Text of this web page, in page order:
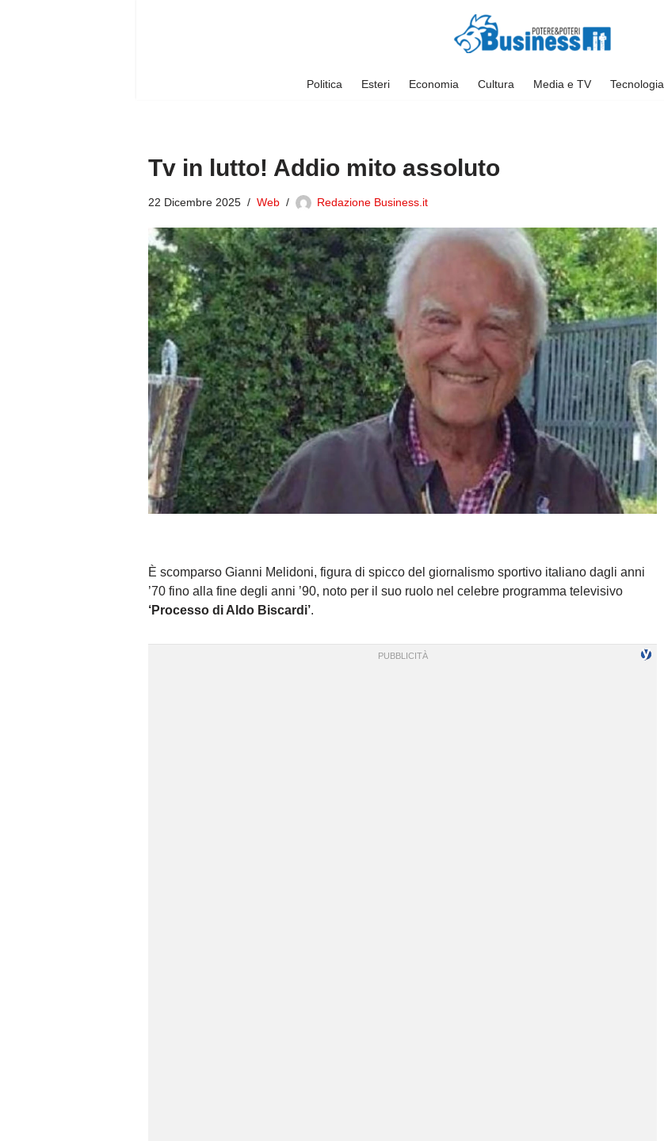
Politica Esteri Economia Cultura Media e TV Tecnologia
Tv in lutto! Addio mito assoluto
22 Dicembre 2025 Web Redazione Business.it
È scomparso Gianni Melidoni, figura di spicco del giornalismo sportivo italiano dagli anni
’70 fino alla fine degli anni ’90, noto per il suo ruolo nel celebre programma televisivo
‘Processo di Aldo Biscardi’.